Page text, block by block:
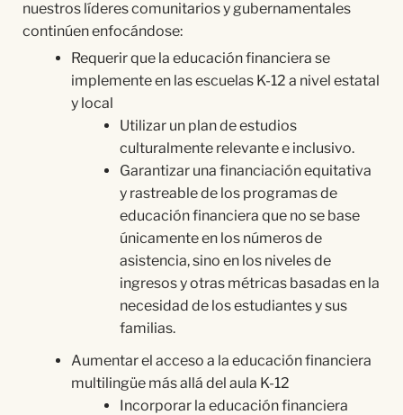
nuestros líderes comunitarios y gubernamentales
continúen enfocándose:
Requerir que la educación financiera se
implemente en las escuelas K-12 a nivel estatal
y local
Utilizar un plan de estudios
culturalmente relevante e inclusivo.
Garantizar una financiación equitativa
y rastreable de los programas de
educación financiera que no se base
únicamente en los números de
asistencia, sino en los niveles de
ingresos y otras métricas basadas en la
necesidad de los estudiantes y sus
familias.
Aumentar el acceso a la educación financiera
multilingüe más allá del aula K-12
Incorporar la educación financiera